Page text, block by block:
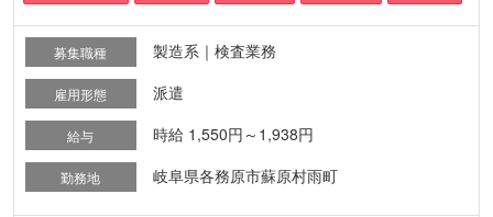
募集職種 製造系｜検査業務
雇用形態 派遣
給与 時給 1,550円～1,938円
勤務地 岐阜県各務原市蘇原村雨町